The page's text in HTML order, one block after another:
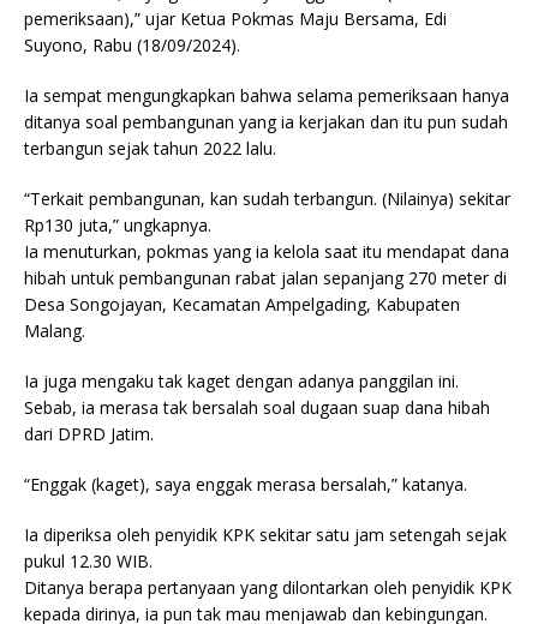
pemeriksaan),” ujar Ketua Pokmas Maju Bersama, Edi
Suyono, Rabu (18/09/2024).
Ia sempat mengungkapkan bahwa selama pemeriksaan hanya
ditanya soal pembangunan yang ia kerjakan dan itu pun sudah
terbangun sejak tahun 2022 lalu.
“Terkait pembangunan, kan sudah terbangun. (Nilainya) sekitar
Rp130 juta,” ungkapnya.
Ia menuturkan, pokmas yang ia kelola saat itu mendapat dana
hibah untuk pembangunan rabat jalan sepanjang 270 meter di
Desa Songojayan, Kecamatan Ampelgading, Kabupaten
Malang.
Ia juga mengaku tak kaget dengan adanya panggilan ini.
Sebab, ia merasa tak bersalah soal dugaan suap dana hibah
dari DPRD Jatim.
“Enggak (kaget), saya enggak merasa bersalah,” katanya.
Ia diperiksa oleh penyidik KPK sekitar satu jam setengah sejak
pukul 12.30 WIB.
Ditanya berapa pertanyaan yang dilontarkan oleh penyidik KPK
kepada dirinya, ia pun tak mau menjawab dan kebingungan.